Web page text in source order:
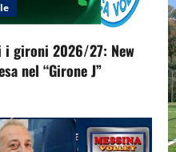
i gironi 2026/27: New
nel “Girone J”